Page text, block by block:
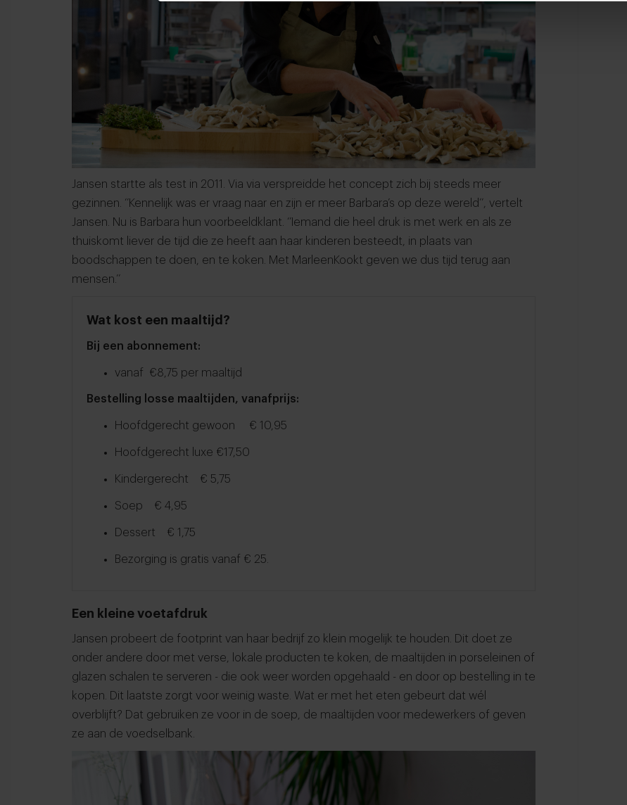
Jansen startte als test in 2011. Via via verspreidde het concept zich bij steeds meer
gezinnen. ‘’Kennelijk was er vraag naar en zijn er meer Barbara’s op deze wereld’’, vertelt
Jansen. Nu is Barbara hun voorbeeldklant. ‘’Iemand die heel druk is met werk en als ze
thuiskomt liever de tijd die ze heeft aan haar kinderen besteedt, in plaats van
boodschappen te doen, en te koken. Met MarleenKookt geven we dus tijd terug aan
mensen.’’
Wat kost een maaltijd?
Bij een abonnement:
vanaf €8,75 per maaltijd
Bestelling losse maaltijden, vanafprijs:
Hoofdgerecht gewoon € 10,95
Hoofdgerecht luxe €17,50
Kindergerecht € 5,75
Soep € 4,95
Dessert € 1,75
Bezorging is gratis vanaf € 25.
Een kleine voetafdruk
Jansen probeert de footprint van haar bedrijf zo klein mogelijk te houden. Dit doet ze
onder andere door met verse, lokale producten te koken, de maaltijden in porseleinen of
glazen schalen te serveren - die ook weer worden opgehaald - en door op bestelling in te
kopen. Dit laatste zorgt voor weinig waste. Wat er met het eten gebeurt dat wél
overblijft? Dat gebruiken ze voor in de soep, de maaltijden voor medewerkers of geven
ze aan de voedselbank.